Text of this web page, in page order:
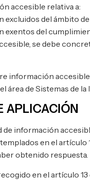
accesible relativa a:
excluidos del ámbito
exentos del
se debe
información
área de Sistemas de la
APLICACIÓN
de información
en el artículo
obtenido respuesta.
en el artículo 13